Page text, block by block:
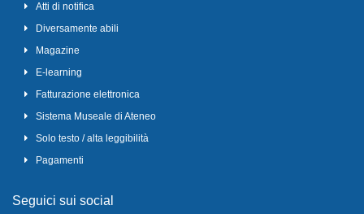
Atti di notifica
Diversamente abili
Magazine
E-learning
Fatturazione elettronica
Sistema Museale di Ateneo
Solo testo / alta leggibilità
Pagamenti
Seguici sui social